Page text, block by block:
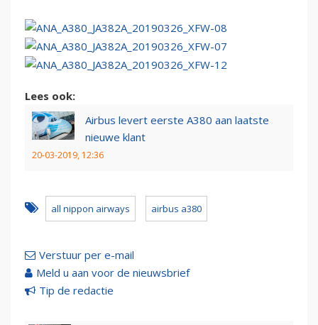
Lees ook:
Airbus levert eerste A380 aan laatste
nieuwe klant
20-03-2019, 12:36
all nippon airways airbus a380
Verstuur per e-mail
Meld u aan voor de nieuwsbrief
Tip de redactie